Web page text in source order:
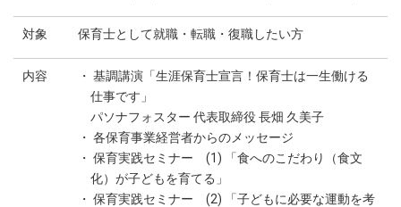
対象 保育士として就職・転職・復職したい方
内容
・ 基調講演「生涯保育士宣言！保育士は一生働ける
仕事です」
パソナフォスター 代表取締役 長畑 久美子
・ 各保育事業経営者からのメッセージ
・ 保育実践セミナー (1) 「食へのこだわり（食文
化）が子どもを育てる」
・ 保育実践セミナー (2) 「子どもに必要な運動を考